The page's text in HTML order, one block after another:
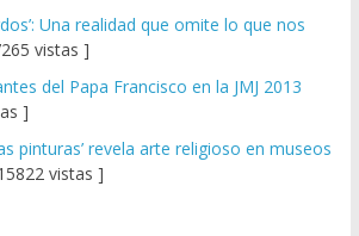
Una realidad que omite lo que nos
vistas ]
del Papa Francisco en la JMJ 2013
]
pinturas’ revela arte religioso en museos
vistas ]